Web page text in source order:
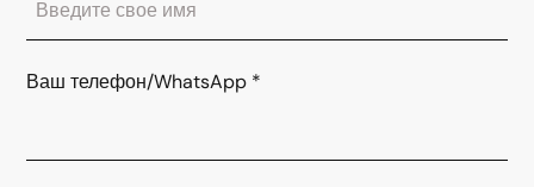
Ваш телефон/WhatsApp *